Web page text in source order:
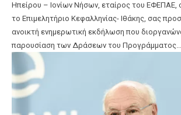
Ηπείρου – Ιονίων Νήσων, εταίρος του ΕΦΕΠΑΕ,
το Επιμελητήριο Κεφαλληνίας- Ιθάκης, σας
ανοικτή ενημερωτική εκδήλωση που
παρουσίαση των Δράσεων του Προγράμματος...